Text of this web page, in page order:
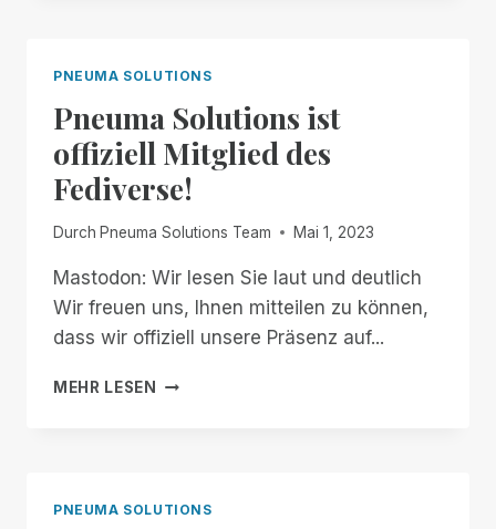
PNEUMA SOLUTIONS
Pneuma Solutions ist
offiziell Mitglied des
Fediverse!
Durch Pneuma Solutions Team Mai 1, 2023
Mastodon: Wir lesen Sie laut und deutlich
Wir freuen uns, Ihnen mitteilen zu können,
dass wir offiziell unsere Präsenz auf...
MEHR LESEN
PNEUMA
PNEUMA SOLUTIONS